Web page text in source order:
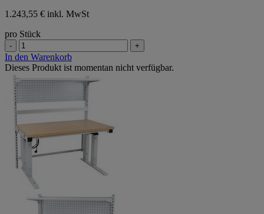
1.243,55 € inkl. MwSt
pro Stück
- +
In den Warenkorb
Dieses Produkt ist momentan nicht verfügbar.